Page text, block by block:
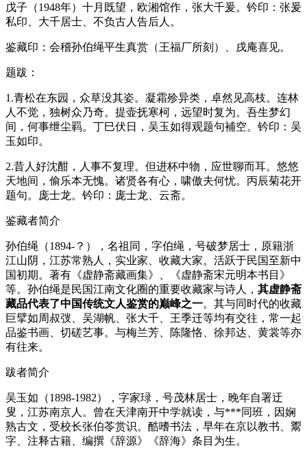
戊子（1948年）十月既望，欧湘馆作，张大千爰。钤印：张爰
私印、大千居士、不负古人告后人。
鉴藏印：会稽孙伯绳平生真赏（王福厂所刻）、戌庵喜见。
题跋：
1.青松在东园，众草没其姿。凝霜殄异类，卓然见高枝。连林
人不觉，独树众乃奇。提壶抚寒柯，远望时复为。吾生梦幻
间，何事绁尘羁。丁巳伏日，吴玉如得观题句補空。钤印：吴
玉如印。
2.昔人好沈酣，人事不复理。但进杯中物，应世聊而耳。悠悠
天地间，偷乐本无愧。诸贤各有心，啸傲夫何忧。丙辰菊花开
题句。庞士龙。钤印：庞士龙、云斋。
鉴藏者简介
孙伯绳（1894-？），名祖同，字伯绳，号破梦居士，原籍浙
江山阴，江苏常熟人，实业家、收藏大家。活跃于民国至新中
国初期。著有《虚静斋藏画集》、《虚静斋宋元明本书目》
等。孙伯绳是民国江南文化圈的重要收藏家与诗人‌， 其虚静斋
藏品代表了中国传统文人鉴赏的巅峰之一。其与同时代的收藏
巨擘如周叔弢、吴湖帆、张大千、王季迁等均有交往，常一起
品鉴书画、切磋艺事。与梅兰芳、陈隆恪、徐邦达、黄裳等亦
有往来。
跋者简介
吴玉如（1898-1982），字家琭，号茂林居士，晚年自署迂
叟，江苏南京人。曾在天津南开中学就读，与***同班，因娴
熟古文，受校长张伯苓赏识。酷嗜书法，早年在京以教书、鬻
字、注释古籍、编撰《辞源》《辞海》条目为生。